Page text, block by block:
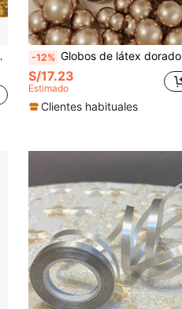
-12% Globos de látex dorado champán de 5/10/12/18 pulgadas, kit de arco y guirnalda de globos metálicos dorados champán para decoración de fiestas de cumpleaños, graduación, revelación de género, baby shower, boda bohemia, despedida de soltera, aniversario
S/17.23
Estimado
Clientes habituales